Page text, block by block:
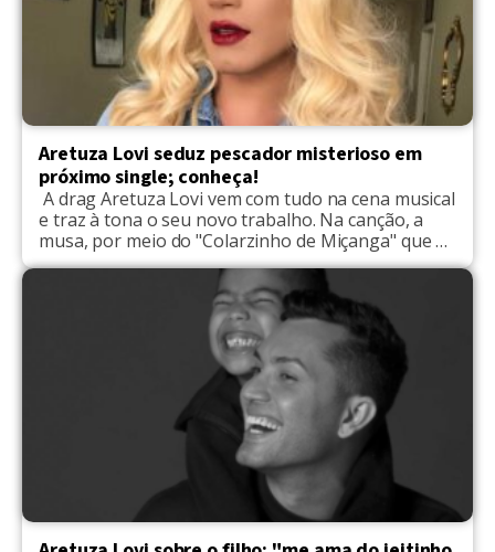
Aretuza Lovi seduz pescador misterioso em
próximo single; conheça!
A drag Aretuza Lovi vem com tudo na cena musical
e traz à tona o seu novo trabalho. Na canção, a
musa, por meio do "Colarzinho de Miçanga" que é
o nome do single, seduz um pescador misterioso,
que tem nome e sobrenome. O pescador, que o
público poderá conhecer no videoclipe da artista, é